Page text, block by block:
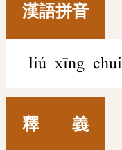
漢語拼音
liú xīng chuí
釋 義